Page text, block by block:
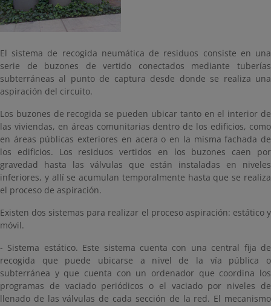
El sistema de recogida neumática de residuos consiste en una
serie de buzones de vertido conectados mediante tuberías
subterráneas al punto de captura desde donde se realiza una
aspiración del circuito.
Los buzones de recogida se pueden ubicar tanto en el interior de
las viviendas, en áreas comunitarias dentro de los edificios, como
en áreas públicas exteriores en acera o en la misma fachada de
los edificios. Los residuos vertidos en los buzones caen por
gravedad hasta las válvulas que están instaladas en niveles
inferiores, y allí se acumulan temporalmente hasta que se realiza
el proceso de aspiración.
Existen dos sistemas para realizar el proceso aspiración: estático y
móvil.
- Sistema estático. Este sistema cuenta con una central fija de
recogida que puede ubicarse a nivel de la vía pública o
subterránea y que cuenta con un ordenador que coordina los
programas de vaciado periódicos o el vaciado por niveles de
llenado de las válvulas de cada sección de la red. El mecanismo